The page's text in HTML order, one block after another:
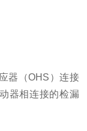
器（OHS）连接
器相连接的检漏